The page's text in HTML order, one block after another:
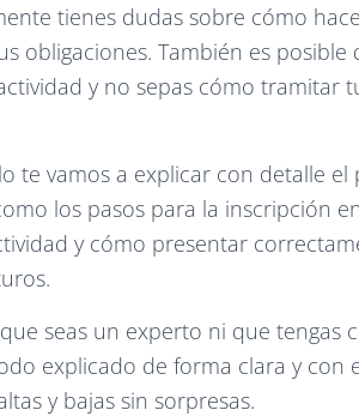
tienes dudas sobre cómo
obligaciones. También es
y no sepas cómo tramitar
te vamos a explicar con detalle el
los pasos para la inscripción
y cómo presentar
seas un experto ni que tengas
explicado de forma clara y con
y bajas sin sorpresas.